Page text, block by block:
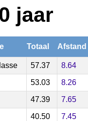
jaar
Totaal Afstand
57.37 8.64
53.03 8.26
47.39 7.65
40.50 7.45